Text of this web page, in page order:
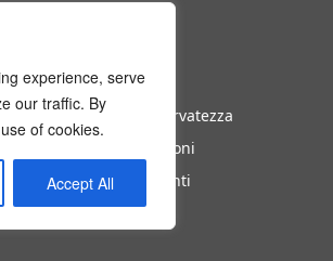
experience, serve
our traffic. By
of cookies.
Accept All
Contattaci
Politica Sulla Riservatezza
Termini E Condizioni
Domande Frequenti